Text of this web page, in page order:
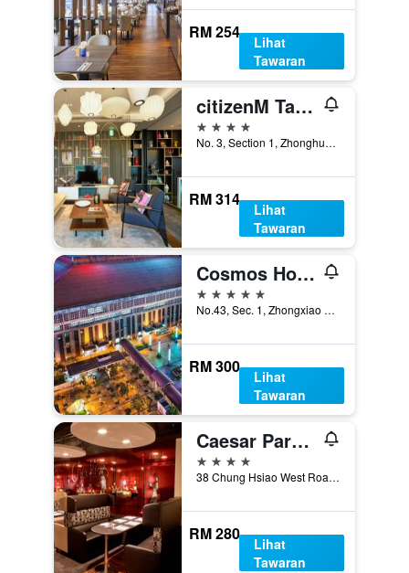
RM 254
Lihat
Tawaran
citizenM Taipei North Gate
4 bintang
No. 3, Section 1, Zhonghua Road, Taipei, Taiwan
RM 314
Lihat
Tawaran
Cosmos Hotel Taipei
5 bintang
No.43, Sec. 1, Zhongxiao W. Rd., Taipei, Taiwan
RM 300
Lihat
Tawaran
Caesar Park Hotel Taipei
4 bintang
38 Chung Hsiao West Road Section 1, Taipei, Taiwan
RM 280
Lihat
Tawaran